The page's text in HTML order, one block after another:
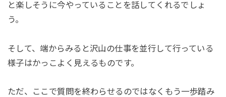
と楽しそうに今やっていることを話してくれるでしょ
う。
そして、端からみると沢山の仕事を並行して行っている
様子はかっこよく見えるものです。
ただ、ここで質問を終わらせるのではなくもう一歩踏み